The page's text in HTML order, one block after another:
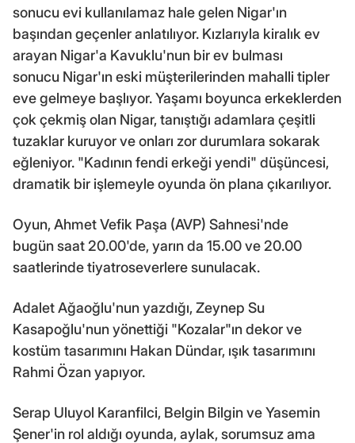
sonucu evi kullanılamaz hale gelen Nigar'ın
başından geçenler anlatılıyor. Kızlarıyla kiralık ev
arayan Nigar'a Kavuklu'nun bir ev bulması
sonucu Nigar'ın eski müşterilerinden mahalli tipler
eve gelmeye başlıyor. Yaşamı boyunca erkeklerden
çok çekmiş olan Nigar, tanıştığı adamlara çeşitli
tuzaklar kuruyor ve onları zor durumlara sokarak
eğleniyor. "Kadının fendi erkeği yendi" düşüncesi,
dramatik bir işlemeyle oyunda ön plana çıkarılıyor.
Oyun, Ahmet Vefik Paşa (AVP) Sahnesi'nde
bugün saat 20.00'de, yarın da 15.00 ve 20.00
saatlerinde tiyatroseverlere sunulacak.
Adalet Ağaoğlu'nun yazdığı, Zeynep Su
Kasapoğlu'nun yönettiği "Kozalar"ın dekor ve
kostüm tasarımını Hakan Dündar, ışık tasarımını
Rahmi Özan yapıyor.
Serap Uluyol Karanfilci, Belgin Bilgin ve Yasemin
Şener'in rol aldığı oyunda, aylak, sorumsuz ama